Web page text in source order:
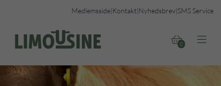
Medlemsside|Kontakt|Nyhedsbrev|SMS Service


0